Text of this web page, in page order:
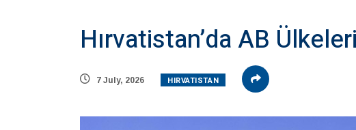
Hırvatistan’da AB
7 July, 2026 HIRVATISTAN